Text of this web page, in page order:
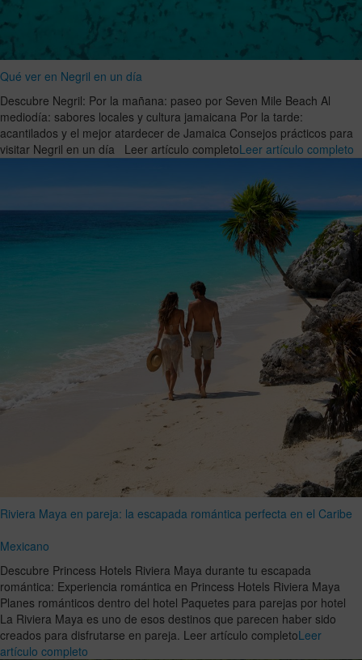
Qué ver en Negril en un día
Descubre Negril: Por la mañana: paseo por Seven Mile Beach Al
mediodía: sabores locales y cultura jamaicana Por la tarde:
acantilados y el mejor atardecer de Jamaica Consejos prácticos para
visitar Negril en un día Leer artículo completoLeer artículo completo
Riviera Maya en pareja: la escapada romántica perfecta en el Caribe
Mexicano
Descubre Princess Hotels Riviera Maya durante tu escapada
romántica: Experiencia romántica en Princess Hotels Riviera Maya
Planes románticos dentro del hotel Paquetes para parejas por hotel
La Riviera Maya es uno de esos destinos que parecen haber sido
creados para disfrutarse en pareja. Leer artículo completoLeer
artículo completo